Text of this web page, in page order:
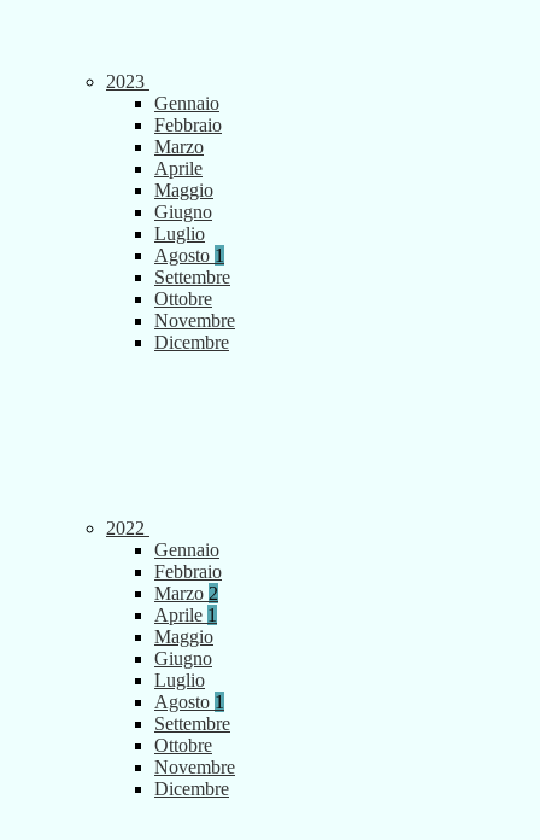
2023
Gennaio
Febbraio
Marzo
Aprile
Maggio
Giugno
Luglio
Agosto 1
Settembre
Ottobre
Novembre
Dicembre
2022
Gennaio
Febbraio
Marzo 2
Aprile 1
Maggio
Giugno
Luglio
Agosto 1
Settembre
Ottobre
Novembre
Dicembre